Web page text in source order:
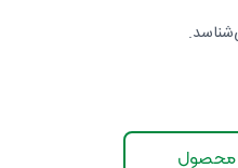
محصول